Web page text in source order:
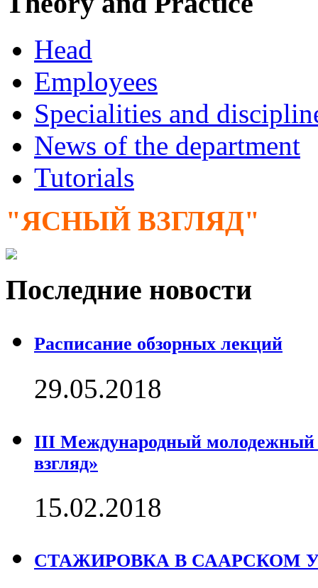
Head
Employees
Specialities and
News of the department
Tutorials
"ЯСНЫЙ ВЗГЛЯД"
Последние новости
Расписание обзорных лекций
29.05.2018
III Международный молодежный
взгляд»
15.02.2018
СТАЖИРОВКА В СААРСКОМ